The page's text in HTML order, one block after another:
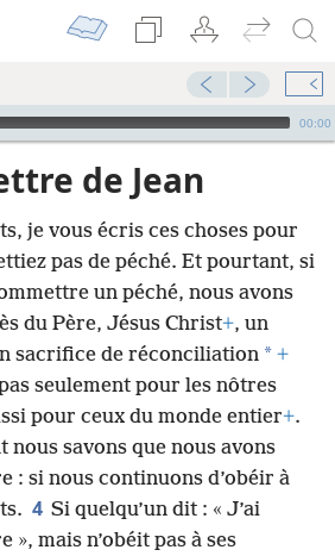
00:00
de Jean
je vous écris ces choses pour
pas de péché. Et pourtant, si
un péché, nous avons
du Père, Jésus Christ+, un
sacrifice de réconciliation * +
seulement pour les nôtres
pour ceux du monde entier+.
nous savons que nous avons
: si nous continuons d’obéir à
4 Si quelqu’un dit : « J’ai
», mais n’obéit pas à ses